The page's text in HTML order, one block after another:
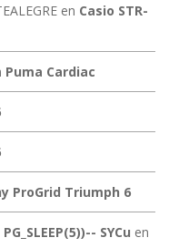
en Casio STR-
Puma Cardiac
ProGrid Triumph 6
SYCu en